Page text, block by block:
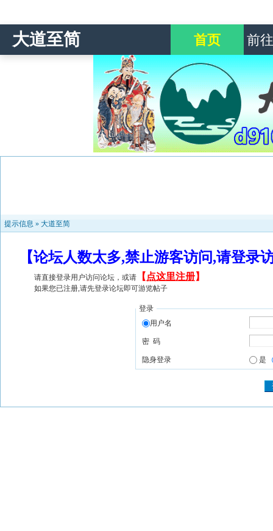
大道至简 首页 前
提示信息 » 大道至简
【论坛人数太多,禁止游客访问,请登
请直接登录用户访问论坛，或请 【 点这里注册】
如果您已注册,请先登录论坛即可游览帖子
登录
用户名
密 码
隐身登录 是